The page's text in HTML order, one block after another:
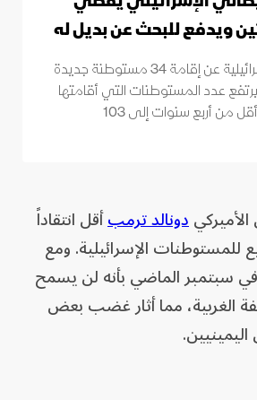
ويدفع للبحث عن بديل له
بإعلان الحكومة الإسرائيلية عن إقامة 34 مستوطنة جديدة
عدد المستوطنات التي أقامتها
هذه الحكومة خلال أقل من أربع سنوات إلى 103
دونالد ترمبأقل انتقاداً
للمستوطنات الإسرائيلية. ومع
سبتمبر الماضي بأنه لن يسمح
الغربية، مما أثار غضب بعض
اليمينيين.